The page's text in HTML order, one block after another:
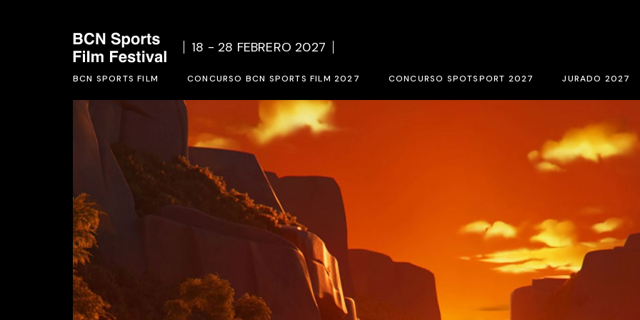
BCN SPORTS FILM
Quienes Somos
Acción Social
Ediciones Anteriores
CONCURSO BCN SPORTS FILM 2027
Bases del concurso BCN SPORTS FILM FESTIVAL 2027
Formulario de inscripción 2027
CONCURSO SPOTSPORT 2027 JURADO 2027
18 - 28 FEBRERO 2027
Acción Social
Ediciones Anteriores
Formulario de inscripción 2027